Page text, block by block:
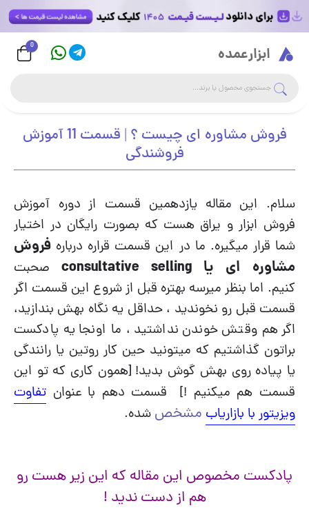
ابزارعمده 0
جستجوی فروشگاه
فروش مشاوره ای چیست ؟ | قسمت 11 آموزش
فروشندگی
سلام. این مقاله یازدهمین قسمت از دوره آموزش
فروش ابزار و یراق هست که بصورت رایگان در اختیار
شما قرار میگیره. ما در این قسمت قراره درباره فروش
مشاوره ای یا consultative selling
صحبت
کنیم. اما بنظر میرسه بهتره قبل از شروع این قسمت اگر
قسمت قبل رو نخوندید ، حداقل یه نگاه بهش بندازید،
اگر هم وقتش خوندن نداشتید ، ما اونجا یه پادکست
براتون گذاشتیم که میتونید حین کار روتین یا رانندگی
یا پیاده روی بهش گوش بدید! [همون کاری که تو این
قسمت هم میکنیم !] قسمت دهم با عنوان تفاوت
ویزیتور با بازاریاب مشخص شده.
پادکست مخصوص این مقاله که این زیر هست رو
هم از دست ندید !